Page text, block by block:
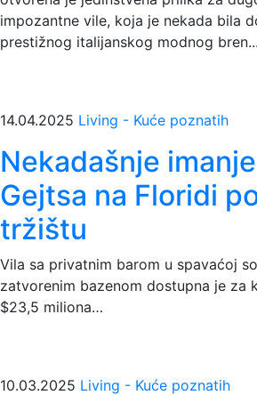
impozantne vile, koja je nekada bila
prestižnog italijanskog modnog bren...
14.04.2025 Living - Kuće poznatih
Nekadašnje
Gejtsa na Floridi
tržištu
Vila sa privatnim barom u spavaćoj
zatvorenim bazenom dostupna je za
$23,5 miliona…
10.03.2025 Living - Kuće poznatih